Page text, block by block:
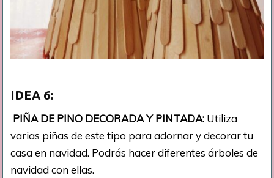
IDEA 6:
PIÑA DE PINO DECORADA Y PINTADA: Utiliza
varias piñas de este tipo para adornar y decorar tu
casa en navidad. Podrás hacer diferentes árboles de
navidad con ellas.